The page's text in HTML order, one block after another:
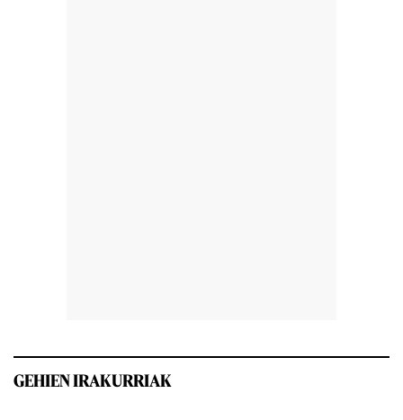
GEHIEN IRAKURRIAK